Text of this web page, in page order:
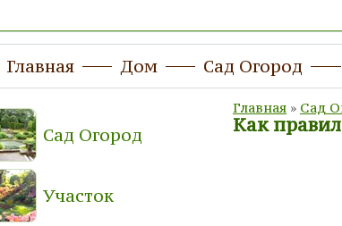
Главная Дом Сад Огород
Главная » Сад
Как
Сад Огород
Участок